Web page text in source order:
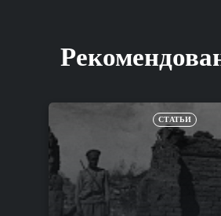
СТАТЬИ